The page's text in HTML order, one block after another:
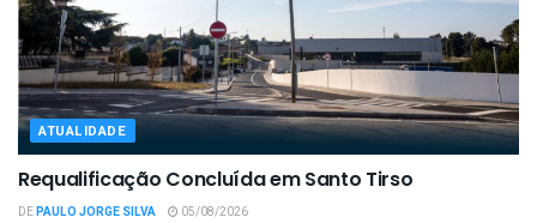
ATUALIDADE
Requalificação Concluída em Santo Tirso
DEPAULO JORGE SILVA 05/08/2026